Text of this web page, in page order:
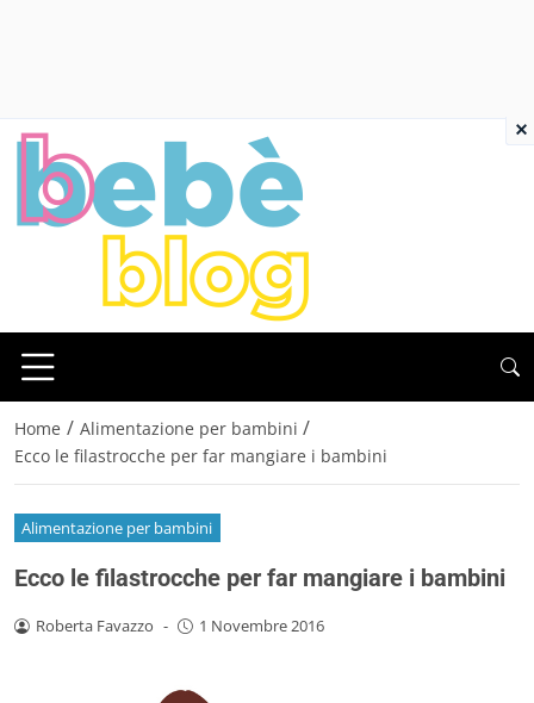
Home / Alimentazione per bambini /
Ecco le filastrocche per far mangiare i bambini
Alimentazione per bambini
Ecco le filastrocche per far mangiare i bambini
Roberta Favazzo - 1 Novembre 2016
×